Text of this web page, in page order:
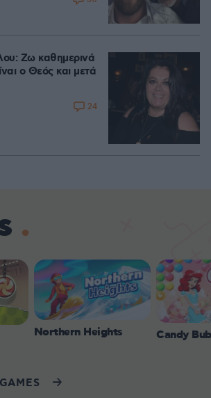
Ζω καθημερινά
ο Θεός και μετά
24
Northern Heights Candy